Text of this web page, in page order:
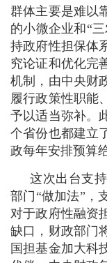
群体主要是难以
的小微企业和“
持政府性担保体
究论证和优化完
机制，由中央财
履行政策性职能
予以适当弥补。
个省份也都建立
政每年安排预算
这次出台支
部门“做加法”，
对于政府性融资
缺口，财政部门
国担基金加大科